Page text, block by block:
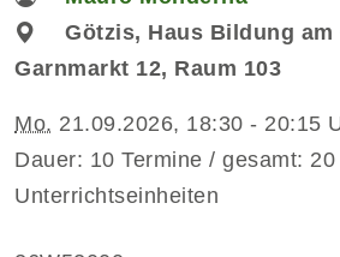
Götzis, Haus Bildung am
Garnmarkt 12, Raum 103
Mo. 21.09.2026, 18:30 - 20:15
Dauer: 10 Termine / gesamt: 20
Unterrichtseinheiten